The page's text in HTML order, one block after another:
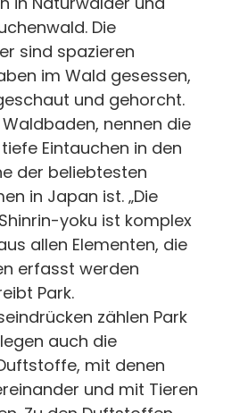
Die
sind spazieren
im Wald gesessen,
und gehorcht.
nennen die
Eintauchen in den
der beliebtesten
in Japan ist. „Die
yoku ist komplex
allen Elementen, die
erfasst werden
Park.
zählen Park
auch die
mit denen
und mit Tieren